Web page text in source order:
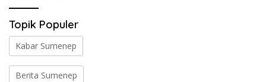
Topik Populer
Kabar Sumenep
Berita Sumenep